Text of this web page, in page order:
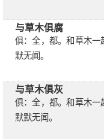
与草木俱腐
俱：全，都。和草木
默无闻。
与草木俱灰
俱：全，都。和草木
默默无闻。